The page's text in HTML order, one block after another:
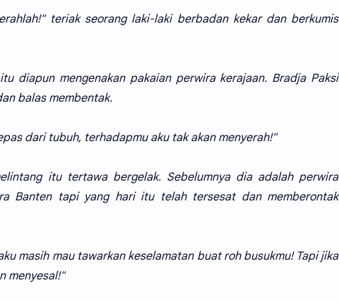
teriak seorang laki-laki berbadan kekar dan berkumis
diapun mengenakan pakaian perwira kerajaan. Bradja Paksi
balas membentak.
dari tubuh, terhadapmu aku tak akan menyerah!"
itu tertawa bergelak. Sebelumnya dia adalah perwira
Banten tapi yang hari itu telah tersesat dan memberontak
masih mau tawarkan keselamatan buat roh busukmu! Tapi jika
menyesal!"